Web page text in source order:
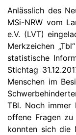
Anlässlich des
MSi-NRW vom
e.V. (LVT)
Merkzeichen
statistische
Stichtag
Menschen im
TBl. Noch immer
offene Fragen
konnten sich die